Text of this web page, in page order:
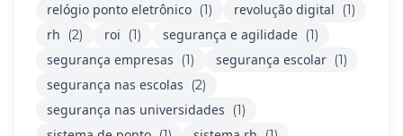
relógio ponto eletrônico (1) revolução digital (1)
rh (2) roi (1) segurança e agilidade (1)
segurança empresas (1) segurança escolar (1)
segurança nas escolas (2)
segurança nas universidades (1)